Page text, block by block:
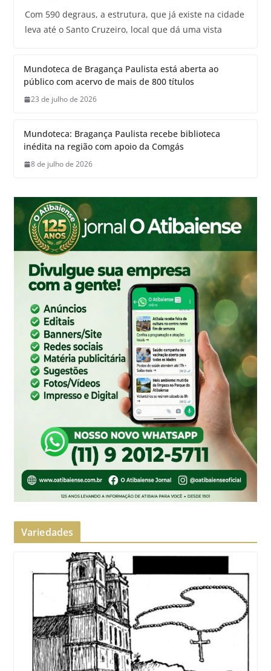
Com 590 degraus, a estrutura, que já existe na cidade
leva até o Santo Cruzeiro, local que dá uma vista
Mundoteca de Bragança Paulista está aberta ao
público com acervo de mais de 800 títulos
23 de julho de 2026
Mundoteca: Bragança Paulista recebe biblioteca
inédita na região com apoio da Comgás
8 de julho de 2026
Variedades